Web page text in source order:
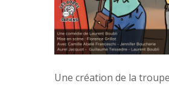
Une création de la